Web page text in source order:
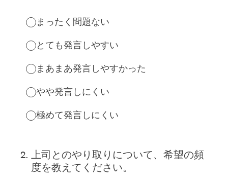
まったく問題ない
とても発言しやすい
まあまあ発言しやすかった
やや発言しにくい
極めて発言しにくい
2. 上司とのやり取りについて、希望の頻
度を教えてください。